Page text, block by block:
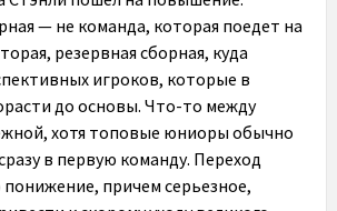
— не команда, которая поедет на
резервная сборная, куда
игроков, которые в
до основы. Что-то между
хотя топовые юниоры обычно
в первую команду. Переход
причем серьезное,